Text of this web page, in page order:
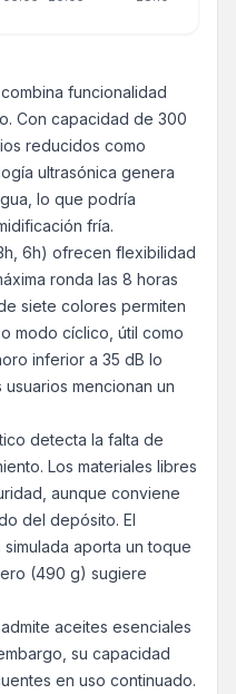
funcionalidad
Con capacidad de 300
reducidos como
ultrasónica genera
lo que podría
fría.
6h) ofrecen flexibilidad
ronda las 8 horas
siete colores permiten
modo cíclico, útil como
inferior a 35 dB lo
mencionan un
detecta la falta de
Los materiales libres
aunque conviene
del depósito. El
aporta un toque
(490 g) sugiere
aceites esenciales
su capacidad
en uso continuado.